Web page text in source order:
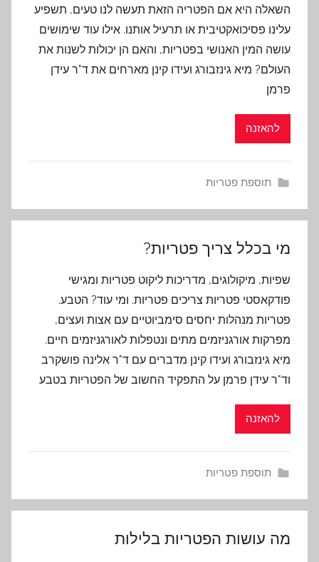
השאלה היא אם הפטריה הזאת תעשה לנו טעים, תשפיע
עלינו פסיכואקטיבית או תרעיל אותנו. אילו עוד שימושים
עושה המין האנושי בפטריות, והאם הן יכולות לשנות את
העולם? מיא גינזבורג ועידו קינן מארחים את ד"ר עידן
פרמן
להאזנה
תוספת פטריות
מי בכלל צריך פטריות?
שפיות, מיקולוגים, מדריכות ליקוט פטריות ומגישי
פודקאסטי פטריות צריכים פטריות. ומי עוד? הטבע.
פטריות מנהלות יחסים סימביוטיים עם אצות ועצים,
מפרקות אורגניזמים מתים ונטפלות לאורגניזמים חיים.
מיא גינזבורג ועידו קינן מדברים עם ד"ר אלינה פושקרב
וד"ר עידן פרמן על התפקיד החשוב של הפטריות בטבע
להאזנה
תוספת פטריות
מה עושות הפטריות בלילות